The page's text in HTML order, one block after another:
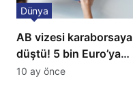
AB vizesi karaborsaya
düştü! 5 bin Euro’ya
varan fiyatlarla
Dünya
10 ay önce